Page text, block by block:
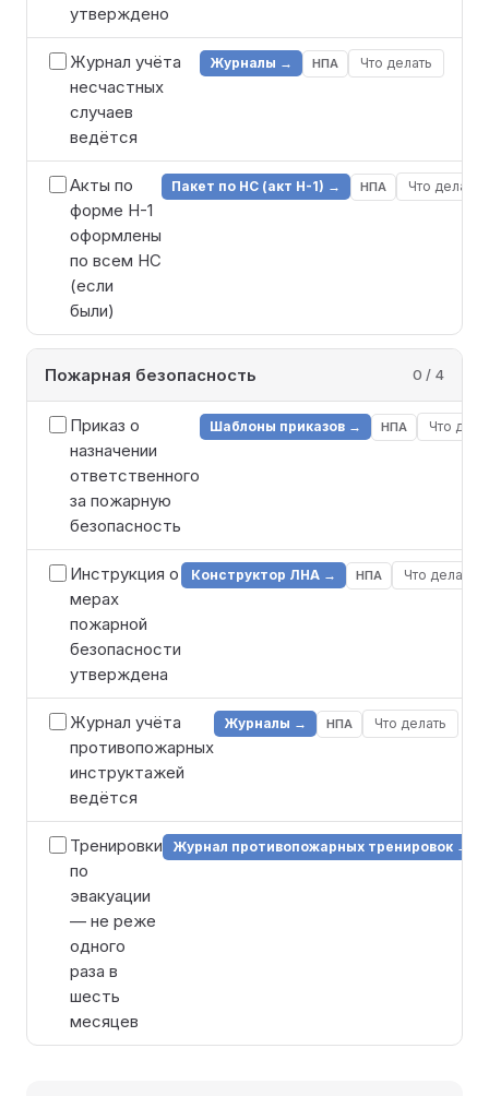
утверждено
Журнал учёта
несчастных
случаев
ведётся
Журналы → НПА Что делать
Акты по
форме Н-1
оформлены
по всем НС
(если
были)
Пакет по НС (акт Н-1) → НПА Что делать
Пожарная безопасность 0 / 4
Приказ о
назначении
ответственного
за пожарную
безопасность
Шаблоны приказов → НПА Что
Инструкция о
мерах
пожарной
безопасности
утверждена
Конструктор ЛНА → НПА Что делать
Журнал учёта
противопожарных
инструктажей
ведётся
Журналы → НПА Что делать
Тренировки
по
эвакуации
— не реже
одного
раза в
шесть
месяцев
Журнал противопожарных тренировок →